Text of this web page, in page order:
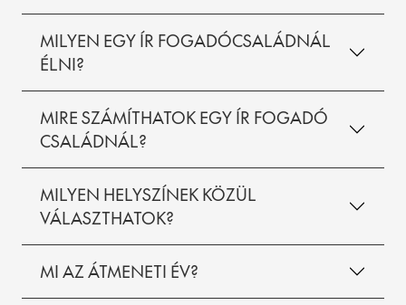
MILYEN EGY ÍR FOGADÓCSALÁDNÁL
ÉLNI?
MIRE SZÁMÍTHATOK EGY ÍR FOGADÓ
CSALÁDNÁL?
MILYEN HELYSZÍNEK KÖZÜL
VÁLASZTHATOK?
MI AZ ÁTMENETI ÉV?